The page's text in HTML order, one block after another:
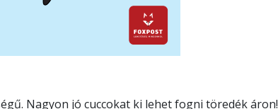
Nagyon jó cuccokat ki lehet fogni töredék áron!